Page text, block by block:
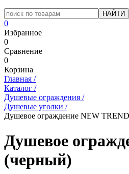
0
Избранное
0
Сравнение
0
Корзина
Главная /
Каталог /
Душевые ограждения /
Душевые уголки /
Душевое ограждение NEW
Душевое
(черный)